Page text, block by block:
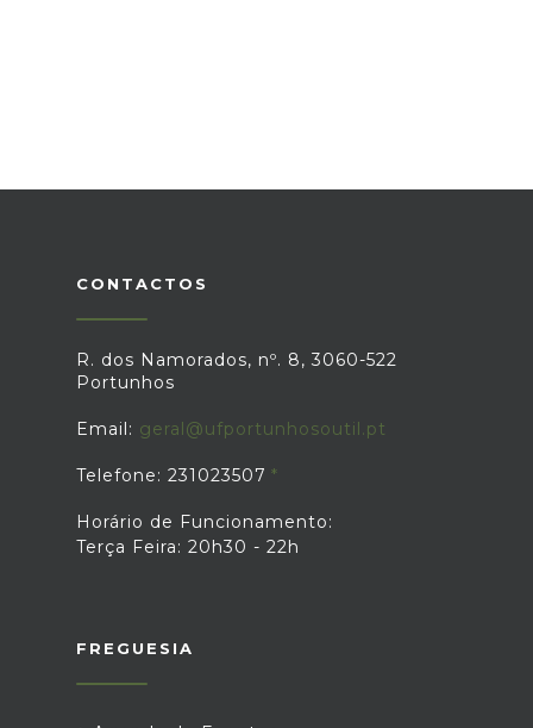
CONTACTOS
R. dos Namorados, nº. 8, 3060-522
Portunhos
Email: geral@ufportunhosoutil.pt
Telefone: 231023507
Horário de Funcionamento:
Terça Feira: 20h30 - 22h
FREGUESIA